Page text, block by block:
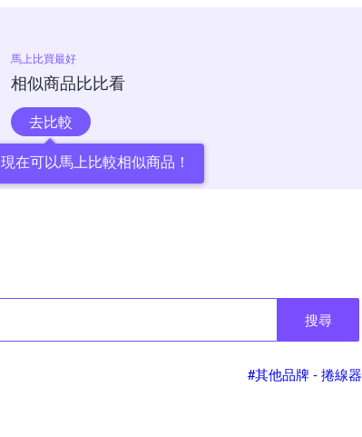
馬上比買最好
相似商品比比看
去比較
現在可以馬上比較相似商品！
搜尋
#其他品牌 - 捲線器